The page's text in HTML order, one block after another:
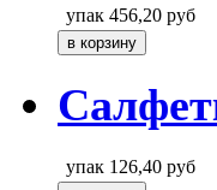
упак 456,20 руб
упак 126,40 руб